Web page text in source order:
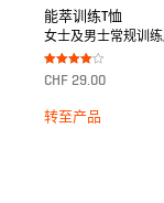
能萃训练T恤
女士及男士常规训
Bewertet
mit
von 5
CHF 29.00
转至产品